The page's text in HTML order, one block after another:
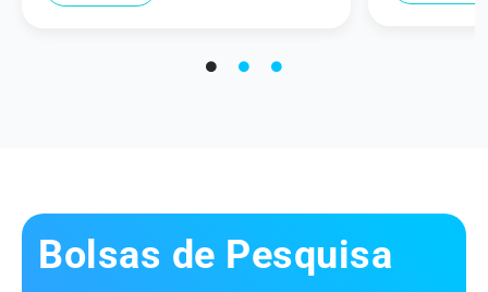
Bolsas de Pesquisa